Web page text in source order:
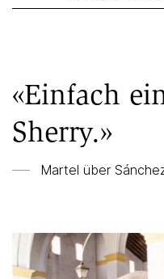
«Einfach
Sherry.»
Martel über